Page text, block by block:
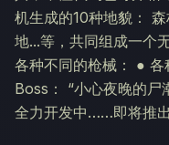
机生成的10种地貌：
地...等，共同组成一个
各种不同的枪械： ●
Boss： “小心夜晚的尸
全力开发中……即将推出